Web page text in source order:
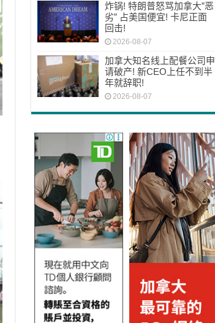
炸锅! 特朗普怒骂加拿大”恶
劣” 占美国便宜! 卡尼正面
回击!
2026-08-07
加拿大知名线上配餐公司申
请破产! 新CEO上任不到半
年就辞职!
2026-08-07